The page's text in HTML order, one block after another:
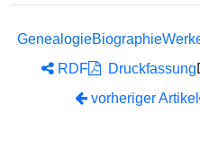
GenealogieBiographie
RDF
Druckfassung
vorheriger Artikel